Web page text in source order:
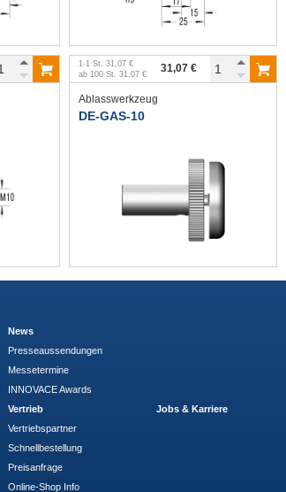
1 -1 St. 31,07 €
ab 100 St. 31,07 € 31,07 €
Ablasswerkzeug
DE-GAS-10
News
Presseaussendungen
Messetermine
INNOVACE Awards
Vertrieb
Vertriebspartner
Schnellbestellung
Preisanfrage
Online-Shop Info
Jobs & Karriere